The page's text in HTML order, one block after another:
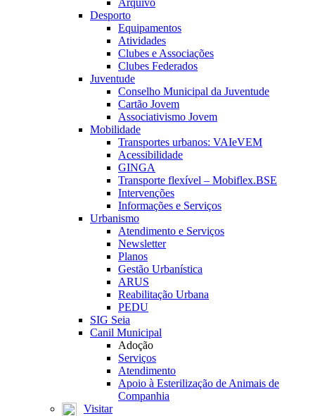
Arquivo
Desporto
Equipamentos
Atividades
Clubes e Associações
Clubes Federados
Juventude
Conselho Municipal da Juventude
Cartão Jovem
Associativismo Jovem
Mobilidade
Transportes urbanos: VAIeVEM
Acessibilidade
GINGA
Transporte flexível – Mobiflex.BSE
Intervenções
Informações e Serviços
Urbanismo
Atendimento e Serviços
Newsletter
Planos
Gestão Urbanística
ARUS
Reabilitação Urbana
PEDU
SIG Seia
Canil Municipal
Adoção
Serviços
Atendimento
Apoio à Esterilização de Animais de
Companhia
Visitar